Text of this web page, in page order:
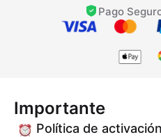
Pago
Importante
Política de activación